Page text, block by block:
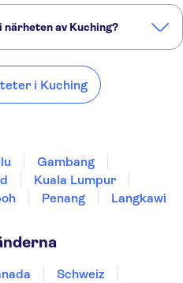
av Kuching?
Malacca Genting Highland
i Kuching
Gambang
Kuala Lumpur
Penang Langkawi
Schweiz